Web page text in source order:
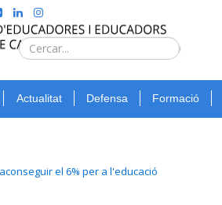
Type 2 or
for
results.
Cerca
Actualitat Defensa Formació
el 6% per a l'educació